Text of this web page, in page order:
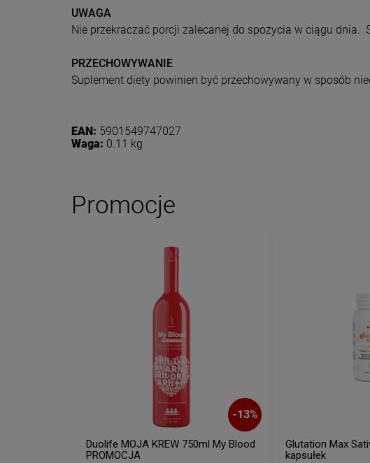
UWAGA
Nie przekraczać porcji zalecanej do spożycia w ciągu
PRZECHOWYWANIE
Suplement diety powinien być przechowywany w sposób
EAN: 5901549747027
Waga: 0.11 kg
Promocje
-13%
Duolife MOJA KREW 750ml My Blood
PROMOCJA
Glutation Max
kapsułek
ODBIERZ RABAT